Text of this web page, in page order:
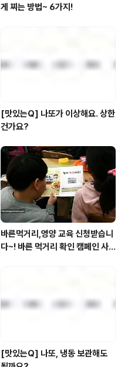
게 찌는 방법~ 6가지!
[맛있는Q] 나또가 이상해요. 상한
건가요?
바른먹거리,영양 교육 신청받습니
다~! 바른 먹거리 확인 캠페인 사
[맛있는Q] 나또, 냉동 보관해도